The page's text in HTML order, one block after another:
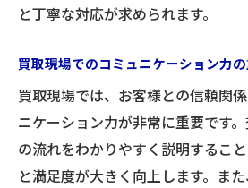
と丁寧な対応が求められます。
買取現場でのコミュニケーション力
買取現場では、お客様との信頼関
ニケーション力が非常に重要です
の流れをわかりやすく説明するこ
と満足度が大きく向上します。ま